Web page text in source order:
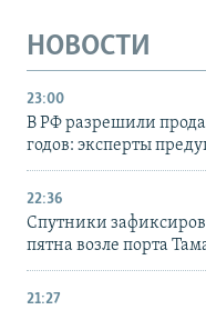
НОВОСТИ
23:00
В РФ разрешили
годов: эксперты
22:36
Спутники
пятна возле порта
21:27